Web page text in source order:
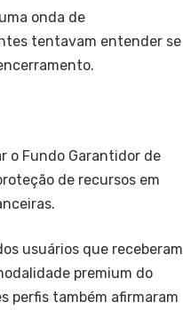
onda de
tentavam entender se
o Fundo Garantidor de
de recursos em
usuários que receberam
premium do
perfis também afirmaram